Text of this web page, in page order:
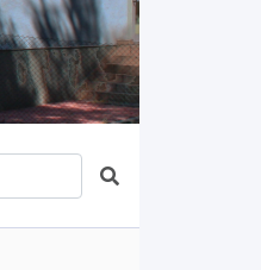
do wyszukania
Szukaj